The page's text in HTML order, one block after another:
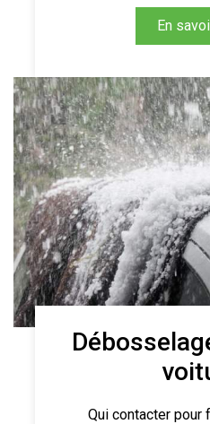
En
Qui contacter pour